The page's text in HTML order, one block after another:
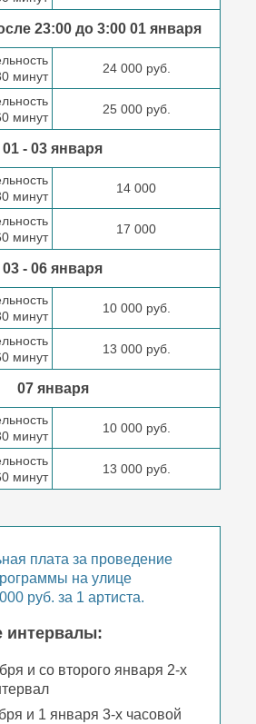
23:00 до 3:0001 января
минут
24 000 руб.
минут
25 000 руб.
01 - 03 января
минут
14 000
минут
17 000
03 - 06 января
минут
10 000 руб.
минут
13 000 руб.
07 января
минут
10 000 руб.
минут
13 000 руб.
плата за проведение
на улице
руб. за 1 артиста.
интервалы:
и со второго января 2-х
и 1 января 3-х часовой